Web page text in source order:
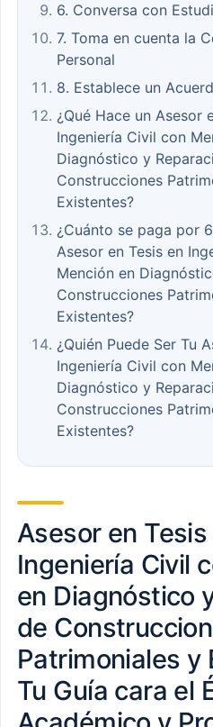
6. Conversa con
7. Toma en cuenta la
Personal
8. Establece un
¿Qué Hace un Asesor
Ingeniería Civil con
Diagnóstico y
Construcciones
Existentes?
¿Cuánto se paga por
Asesor en Tesis en
Mención en
Construcciones
Existentes?
¿Quién Puede Ser Tu
Ingeniería Civil con
Diagnóstico y
Construcciones
Existentes?
Asesor en Tesis
Ingeniería Civil
en Diagnóstico
de
Patrimoniales y
Tu Guía cara el